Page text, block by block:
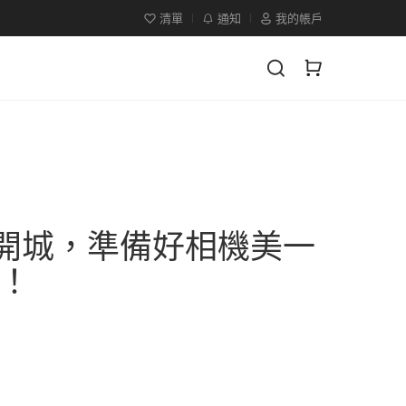
清單 通知 我的帳戶
城，準備好相機美一